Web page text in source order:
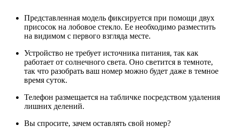
Представленная модель фиксируется при помощи двух
присосок на лобовое стекло. Ее необходимо разместить
на видимом с первого взгляда месте.
Устройство не требует источника питания, так как
работает от солнечного света. Оно светится в темноте,
так что разобрать ваш номер можно будет даже в темное
время суток.
Телефон размещается на табличке посредством удаления
лишних делений.
Вы спросите, зачем оставлять свой номер?